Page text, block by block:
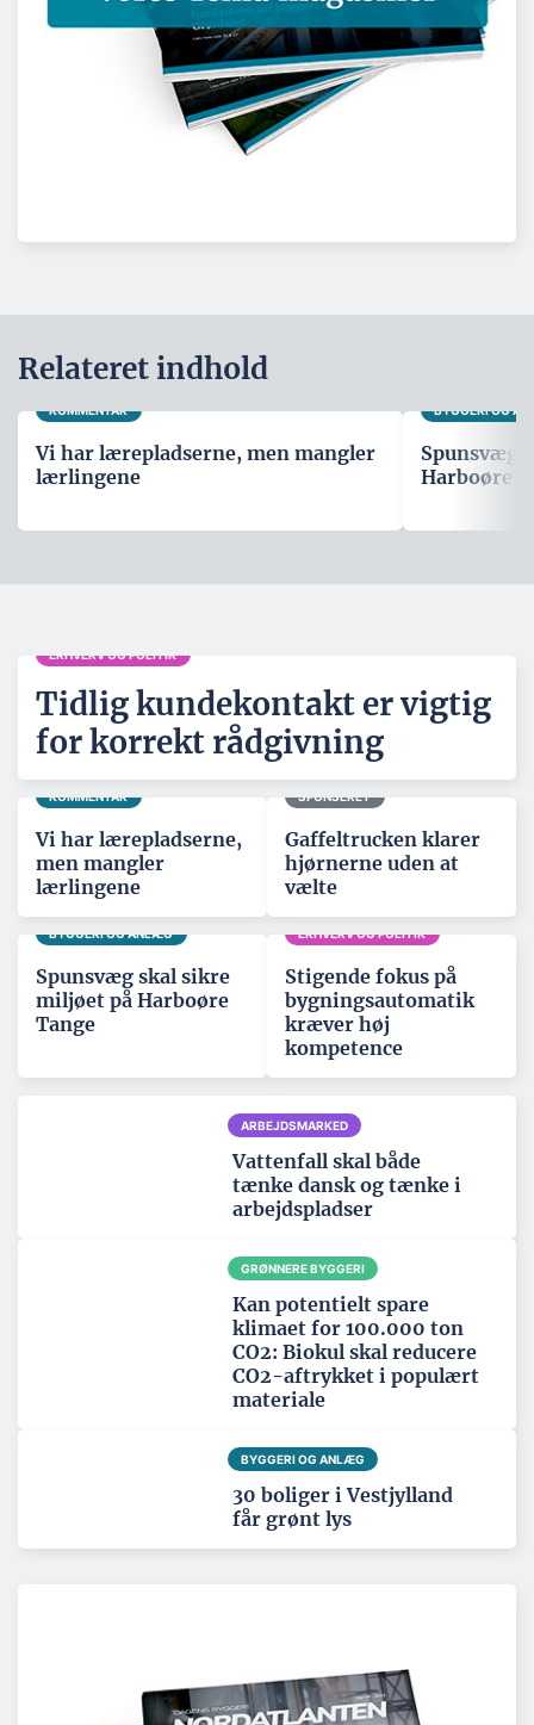
Relateret indhold
KOMMENTAR
Vi har lærepladserne, men mangler
lærlingene
BYGGERI OG
Spunsvæg
Harboøre
ERHVERV OG POLITIK
Tidlig kundekontakt er vigtig
for korrekt rådgivning
KOMMENTAR
Vi har lærepladserne,
men mangler
lærlingene
SPONSERET
Gaffeltrucken klarer
hjørnerne uden at
vælte
BYGGERI OG ANLÆG
Spunsvæg skal sikre
miljøet på Harboøre
Tange
ERHVERV OG POLITIK
Stigende fokus på
bygningsautomatik
kræver høj
kompetence
ARBEJDSMARKED
Vattenfall skal både
tænke dansk og tænke i
arbejdspladser
GRØNNERE BYGGERI
Kan potentielt spare
klimaet for 100.000 ton
CO2: Biokul skal reducere
CO2-aftrykket i populært
materiale
BYGGERI OG ANLÆG
30 boliger i Vestjylland
får grønt lys